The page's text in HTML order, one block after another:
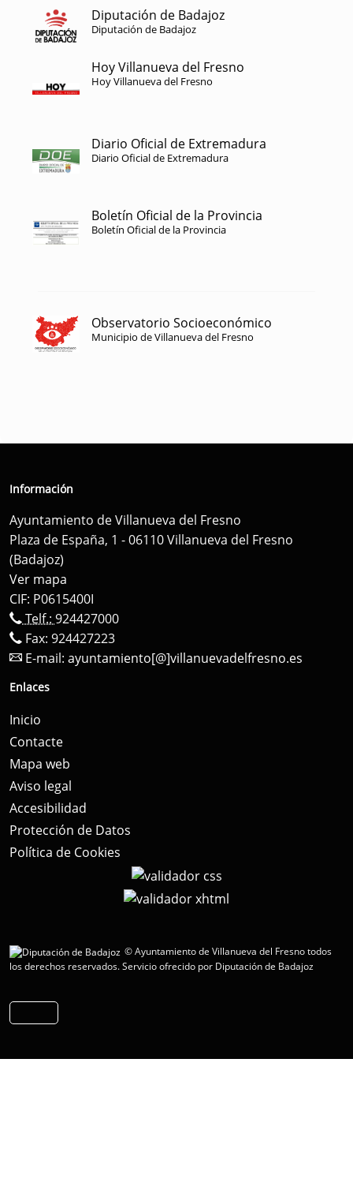
Diputación de Badajoz
Diputación de Badajoz
Hoy Villanueva del Fresno
Hoy Villanueva del Fresno
Diario Oficial de Extremadura
Diario Oficial de Extremadura
Boletín Oficial de la Provincia
Boletín Oficial de la Provincia
Observatorio Socioeconómico
Municipio de Villanueva del Fresno
Información
Ayuntamiento de Villanueva del Fresno
Plaza de España, 1 - 06110 Villanueva del Fresno
(Badajoz)
Ver mapa
CIF: P0615400I
Telf.: 924427000
Fax: 924427223
E-mail: ayuntamiento[@]villanuevadelfresno.es
Enlaces
Inicio
Contacte
Mapa web
Aviso legal
Accesibilidad
Protección de Datos
Política de Cookies
© Ayuntamiento de Villanueva del Fresno todos
los derechos reservados.Servicio ofrecido por Diputación de Badajoz